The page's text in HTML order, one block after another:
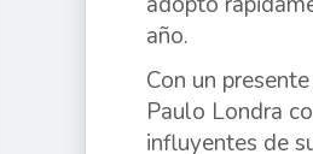
año.
Con un
Paulo Londra
influyentes de